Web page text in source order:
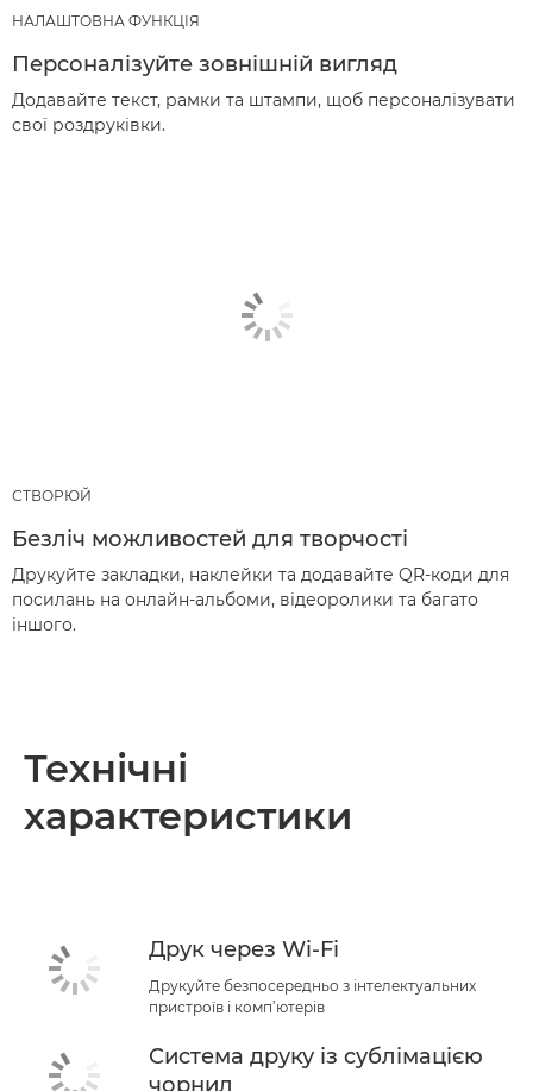
НАЛАШТОВНА ФУНКЦІЯ
Персоналізуйте зовнішній вигляд
Додавайте текст, рамки та штампи, щоб персоналізувати
свої роздруківки.
СТВОРЮЙ
Безліч можливостей для творчості
Друкуйте закладки, наклейки та додавайте QR-коди для
посилань на онлайн-альбоми, відеоролики та багато
іншого.
Технічні
характеристики
Друк через Wi-Fi
Друкуйте безпосередньо з інтелектуальних
пристроїв і комп’ютерів
Система друку із сублімацією
чорнил